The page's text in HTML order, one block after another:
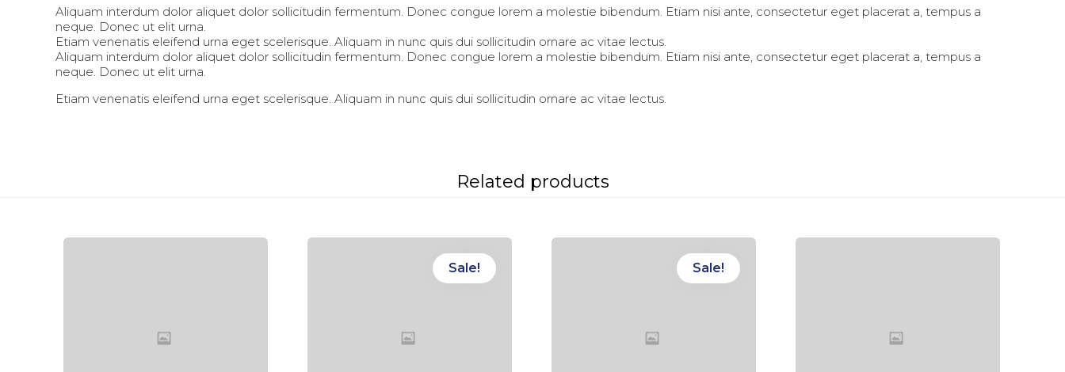
Aliquam interdum dolor aliquet dolor sollicitudin fermentum. Donec congue lorem a molestie bibendum. Etiam nisi ante, consectetur eget placerat a, tempus a
neque. Donec ut elit urna.
Etiam venenatis eleifend urna eget scelerisque. Aliquam in nunc quis dui sollicitudin ornare ac vitae lectus.
Aliquam interdum dolor aliquet dolor sollicitudin fermentum. Donec congue lorem a molestie bibendum. Etiam nisi ante, consectetur eget placerat a, tempus a
neque. Donec ut elit urna.
Etiam venenatis eleifend urna eget scelerisque. Aliquam in nunc quis dui sollicitudin ornare ac vitae lectus.
Related products
Sale! Sale!